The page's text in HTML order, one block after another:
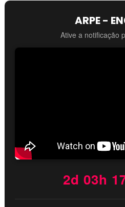
ARPE -
Ative a notificação
2d 03h